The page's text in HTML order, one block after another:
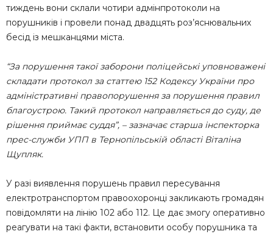
тиждень вони склали чотири адмінпротоколи на
порушників і провели понад двадцять роз’яснювальних
бесід із мешканцями міста.
“За порушення такої заборони поліцейські уповноважені
складати протокол за статтею 152 Кодексу України про
адміністративні правопорушення за порушення правил
благоустрою. Такий протокол направляється до суду, де
рішення приймає суддя”, – зазначає старша інспекторка
прес-служби УПП в Тернопільській області Віталіна
Щупляк.
У разі виявлення порушень правил пересування
електротранспортом правоохоронці закликають громадян
повідомляти на лінію 102 або 112. Це дає змогу оперативно
реагувати на такі факти, встановити особу порушника та